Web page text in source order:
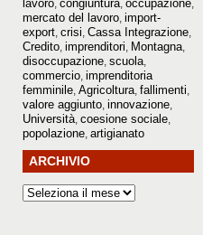
lavoro congiuntura occupazione
mercato del lavoro import-
export crisi Cassa Integrazione
Credito imprenditori Montagna
disoccupazione scuola
commercio imprenditoria
femminile Agricoltura fallimenti
valore aggiunto innovazione
Università coesione sociale
popolazione artigianato
ARCHIVIO